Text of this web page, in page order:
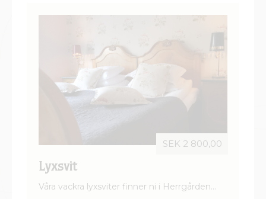
Våra vackra lyxsviter finner ni i Herrgården
eller någon av våra gårdsbyggnader. De är
personligt inredda och har både salong och
sovrum. Badrummet har badkar eller
Läs mer
SEK 2 800,00